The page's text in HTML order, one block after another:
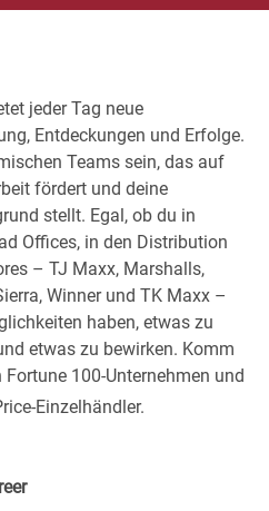
jeder Tag neue
Entdeckungen und Erfolge.
Teams sein, das auf
fördert und deine
stellt. Egal, ob du in
Offices, in den Distribution
– TJ Maxx, Marshalls,
Winner und TK Maxx –
haben, etwas zu
etwas zu bewirken. Komm
100-Unternehmen und
Einzelhändler.